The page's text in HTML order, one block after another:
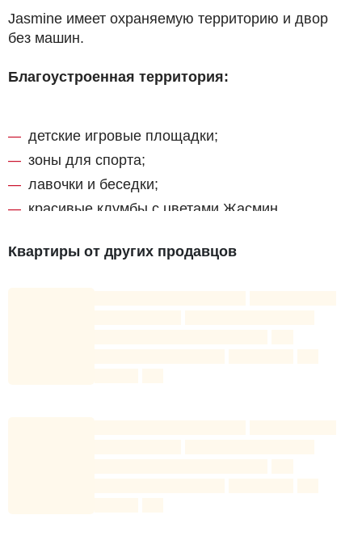
Jasmine имеет охраняемую территорию и двор
без машин.
Благоустроенная территория:
детские игровые площадки;
зоны для спорта;
лавочки и беседки;
красивые клумбы с цветами Жасмин.
Квартиры от других продавцов